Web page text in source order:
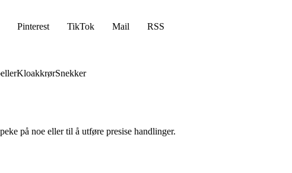
Pinterest TikTok Mail RSS
KloakkrørSnekker
på noe eller til å utføre presise handlinger.